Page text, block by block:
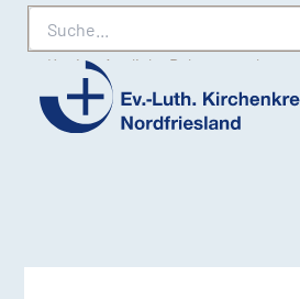
Suche
Karriere Amtliche Bekanntmachungen
Ev.-